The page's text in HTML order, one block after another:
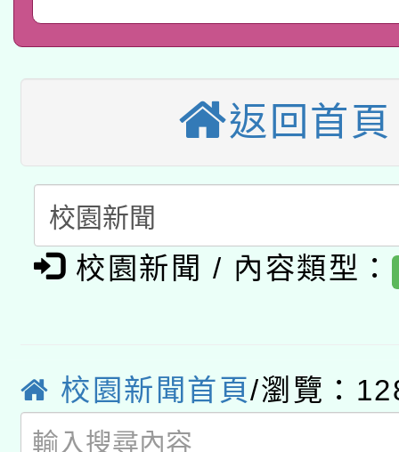
招甄選結果公告(無人
招)
適應運動共學行動站研
暨閱讀推動專業研習
科技賦能─人工智慧
「數位內容與教學軟體
pilot」
有關大陸委員會函釋公
薪期間赴陸應申請許可
轉知經濟部水利署委託
用水績優單位及節水達
動」
桃園市孔廟祈福系列
開 智慧啟航」
2026年桃園地景藝術
返回首頁
校園新聞 / 內容類型：
校園新聞首頁/瀏覽：